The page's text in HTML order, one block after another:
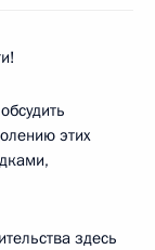
этих
здесь